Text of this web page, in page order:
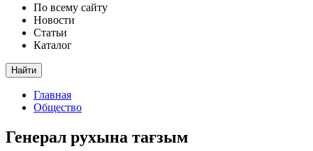
По всему сайту
Новости
Статьи
Каталог
Найти
Главная
Общество
Генерал рухына тағзым